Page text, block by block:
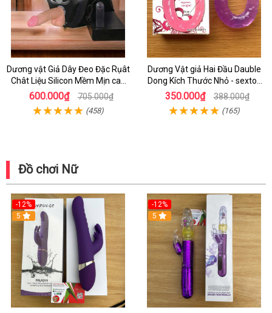
Dương vật Giả Dây Đeo Đặc Rụât
Chât Liệu Silicon Mềm Mịn cao
Cấp
600.000₫ 705.000₫
(458)
Dương Vật giả Hai Đầu Dauble
Dong Kích Thước Nhỏ - sextoy
Dương Vật Hai Đầu
350.000₫ 388.000₫
(165)
Đồ chơi Nữ
-12%
5
-12%
5